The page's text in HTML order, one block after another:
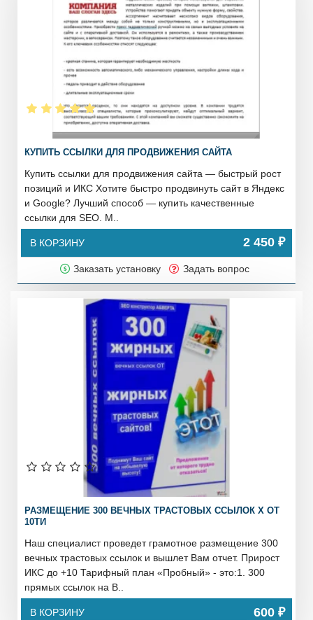
КУПИТЬ ССЫЛКИ ДЛЯ ПРОДВИЖЕНИЯ САЙТА
Купить ссылки для продвижения сайта — быстрый рост
позиций и ИКС Хотите быстро продвинуть сайт в Яндекс
и Google? Лучший способ — купить качественные
ссылки для SEO. М..
В КОРЗИНУ 2 450 ₽
Заказать установку Задать вопрос
РАЗМЕЩЕНИЕ 300 ВЕЧНЫХ ТРАСТОВЫХ ССЫЛОК X ОТ
10ТИ
Наш специалист проведет грамотное размещение 300
вечных трастовых ссылок и вышлет Вам отчет. Прирост
ИКС до +10 Тарифный план «Пробный» - это:1. 300
прямых ссылок на В..
В КОРЗИНУ 600 ₽